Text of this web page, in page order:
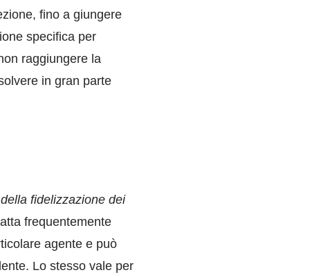
fino a giungere
specifica per
raggiungere la
in gran parte
fidelizzazione dei
frequentemente
agente e può
Lo stesso vale per